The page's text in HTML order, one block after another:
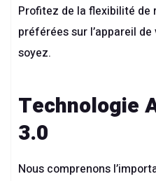
Profitez de la flexibilité de
préférées sur l’appareil
soyez.
Technologie
3.0
Nous comprenons